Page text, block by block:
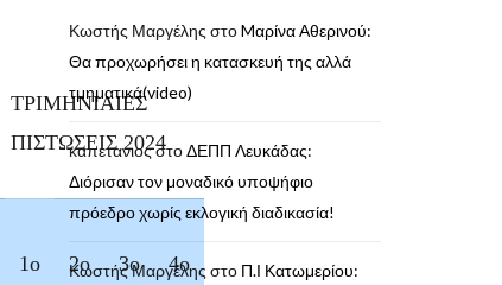
ΤΡΙΜΗΝΙΑΙΕΣ
ΠΙΣΤΩΣΕΙΣ 2024
1ο 2ο 3ο 4ο
Κωστής Μαργέλης στοMαρίνα Αθερινού:
Θα προχωρήσει η κατασκευή της αλλά
τμηματικά(video)
καπετανιοςστοΔΕΠΠ Λευκάδας:
Διόρισαν τον μοναδικό υποψήφιο
πρόεδρο χωρίς εκλογική διαδικασία!
Κωστής Μαργέλης στο Π.Ι Κατωμερίου: